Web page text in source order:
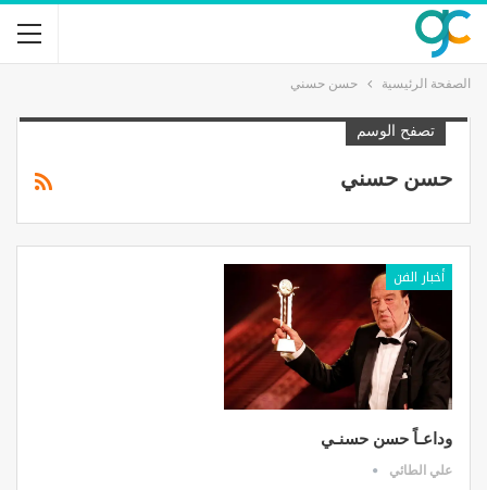
الصفحة الرئيسية حسن حسني
تصفح الوسم
حسن حسني
أخبار الفن
وداعـاً حسن حسنـي
علي الطائي